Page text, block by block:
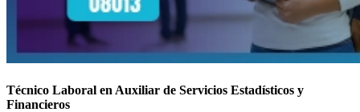
Técnico Laboral en Auxiliar de Servicios Estadísticos y
Financieros